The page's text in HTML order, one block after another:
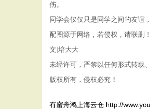
伤。
同学会仅仅只是同学之间的友谊
配图源于网络，若侵权，请联删！
文|培大大
未经许可，严禁以任何形式转载
版权所有，侵权必究！
有蜜舟鸿上海云仓 http://